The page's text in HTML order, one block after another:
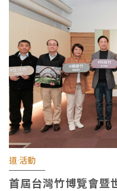
道·活動
首屆台灣竹博覽會暨